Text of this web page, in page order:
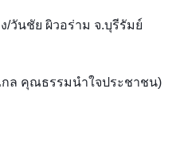
วันชัย ผิวอร่าม จ.บุรีรัมย์
กล คุณธรรมนำใจประชาชน)